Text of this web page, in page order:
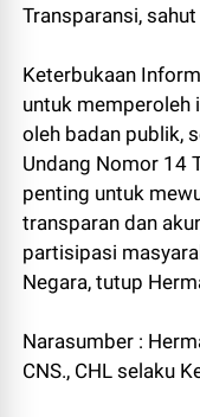
Transparansi,
Keterbukaan
untuk memperoleh
oleh badan publik,
Undang Nomor 14
penting untuk
transparan dan
partisipasi
Negara, tutup
Narasumber :
CNS., CHL selaku